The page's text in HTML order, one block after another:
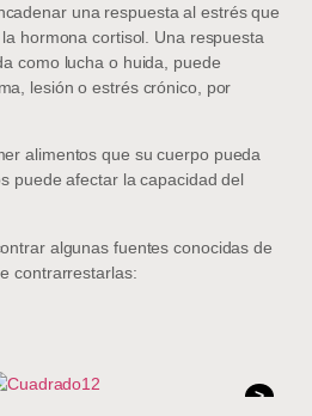
una respuesta al estrés que
hormona cortisol. Una respuesta
como lucha o huida, puede
lesión o estrés crónico, por
alimentos que su cuerpo pueda
puede afectar la capacidad del
algunas fuentes conocidas de
contrarrestarlas:
>